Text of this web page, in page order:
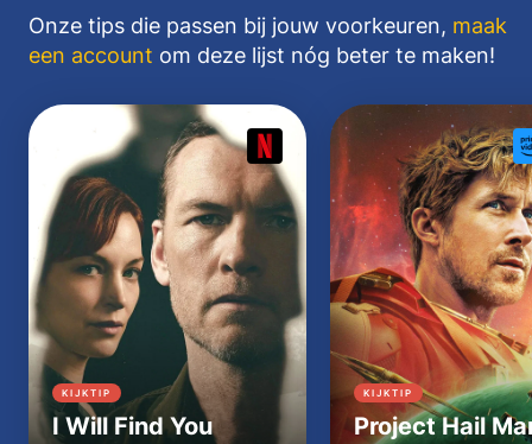
Onze tips die passen bij jouw voorkeuren, maak
een account om deze lijst nóg beter te maken!
KIJKTIP
I Will Find You
KIJKTIP
Project Hail